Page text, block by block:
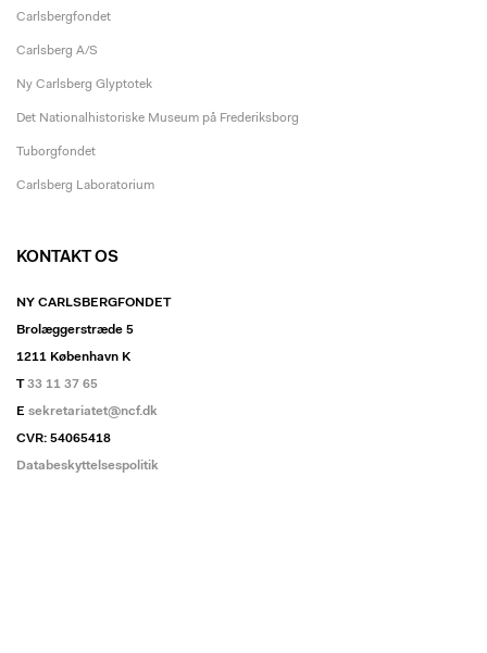
Carlsbergfondet
Carlsberg A/S
Ny Carlsberg Glyptotek
Det Nationalhistoriske Museum på Frederiksborg
Tuborgfondet
Carlsberg Laboratorium
KONTAKT OS
NY CARLSBERGFONDET
Brolæggerstræde 5
1211 København K
T33 11 37 65
E sekretariatet@ncf.dk
CVR: 54065418
Databeskyttelsespolitik